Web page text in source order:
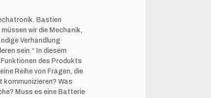
Bastien
wir die Mechanik,
Verhandlung
sein.“ In diesem
des Produkts
Reihe von Fragen, die
kommunizieren? Was
Muss es eine Batterie